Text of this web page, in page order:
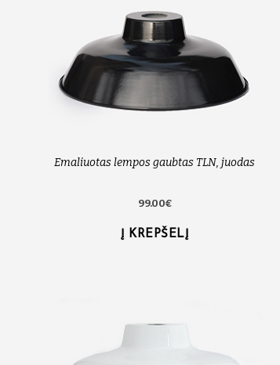
Emaliuotas lempos gaubtas TLN, juodas
99.00€
Į KREPŠELĮ